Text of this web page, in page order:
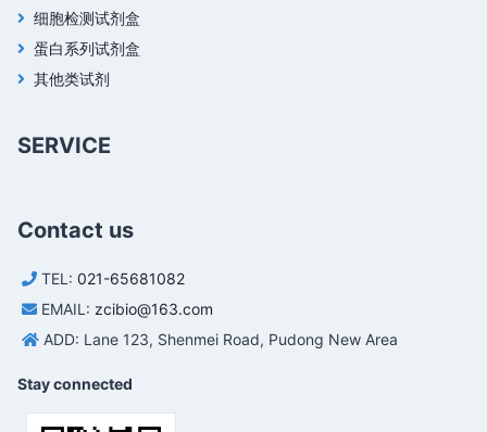
细胞检测试剂盒
蛋白系列试剂盒
其他类试剂
SERVICE
Contact us
TEL: 021-65681082
EMAIL: zcibio@163.com
ADD: Lane 123, Shenmei Road, Pudong New Area
Stay connected